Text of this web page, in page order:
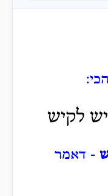
לקיש
- דאמר